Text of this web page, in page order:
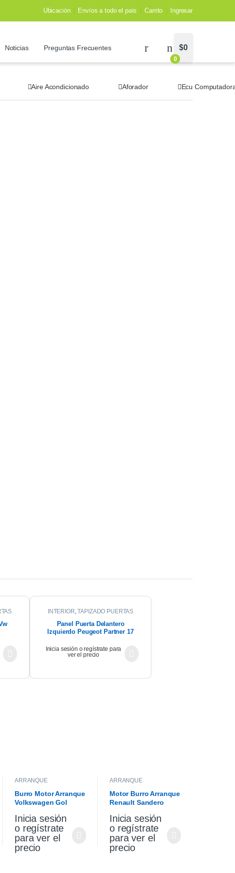
Ubicación Envíos a todo el país Carrito Ingresar
Noticias Preguntas Frecuentes
0
$0
Aire Acondicionado Aforador Ecu
INTERIOR,TAPIZADO PUERTAS
Panel Puerta Delantero
Izquierdo Peugeot Partner 17
Inicia sesión o regístrate para
ver el precio
ARRANQUE
Burro Motor Arranque
Volkswagen Gol
Inicia sesión
o regístrate
para ver el
precio
ARRANQUE
Motor Burro Arranque
Renault Sandero
Inicia sesión
o regístrate
para ver el
precio